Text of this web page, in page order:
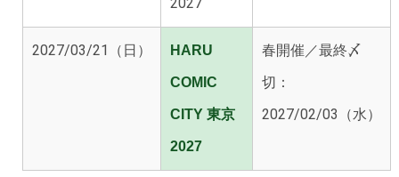
2027/03/21（日） HARU
COMIC
CITY 東京
2027
春開催 ／最終〆
切：
2027/02/03（水）